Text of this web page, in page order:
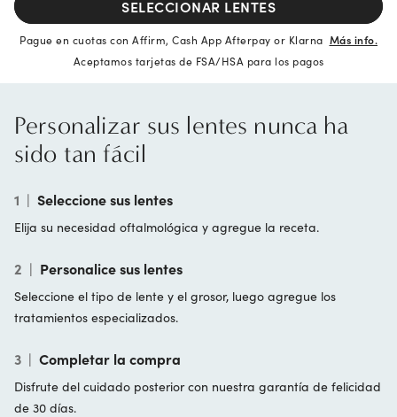
SELECCIONAR LENTES
Pague en cuotas con Affirm, Cash App Afterpay or Klarna Más info.
Aceptamos tarjetas de FSA/HSA para los pagos
Personalizar sus lentes nunca ha
sido tan fácil
1 | Seleccione sus lentes
Elija su necesidad oftalmológica y agregue la receta.
2 | Personalice sus lentes
Seleccione el tipo de lente y el grosor, luego agregue los
tratamientos especializados.
3 | Completar la compra
Disfrute del cuidado posterior con nuestra garantía de felicidad
de 30 días.